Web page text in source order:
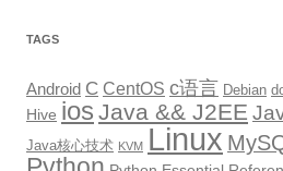
TAGS
Android C CentOS c语言 Debian
Hive ios Java && J2EE
Java核心技术 KVM Linux